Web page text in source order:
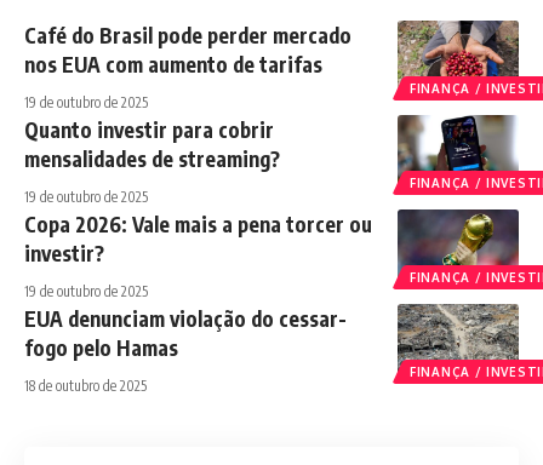
FINANÇA /
Café do Brasil pode perder mercado
nos EUA com aumento de tarifas
19 de outubro de 2025
FINANÇA /
Quanto investir para cobrir
mensalidades de streaming?
19 de outubro de 2025
FINANÇA /
Copa 2026: Vale mais a pena torcer ou
investir?
19 de outubro de 2025
FINANÇA /
EUA denunciam violação do cessar-
fogo pelo Hamas
18 de outubro de 2025